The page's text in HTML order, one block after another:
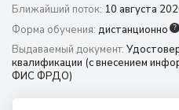
Ближайший поток: 10 августа
Форма обучения: дистанционно ?
Выдаваемый документ:
квалификации (с внесением
ФИС ФРДО)